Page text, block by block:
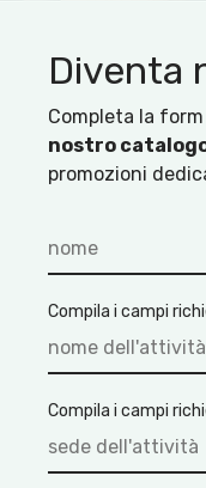
Diventa
Completa la
nostro
promozioni
Compila i campi
Compila i campi